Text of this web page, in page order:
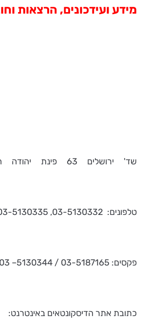
מידע ועידכונים, הרצאות
שד' ירושלים 63 פינת יהודה הימית יפו 68180
טלפונים: 03-5130332, 03-5130335, 03-5130334
פקסים: 03-5187165 / 5130344– 03
כתובת אתר הדיסקונטאים באינטרנט: